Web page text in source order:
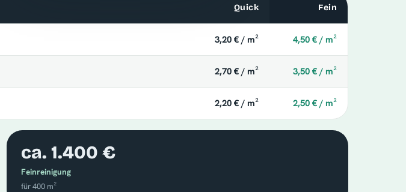
Quick Fein
3,20 € / m² 4,50 € / m²
2,70 € / m² 3,50 € / m²
2,20 € / m² 2,50 € / m²
ca. 1.400 €
Feinreinigung
für 400 m²